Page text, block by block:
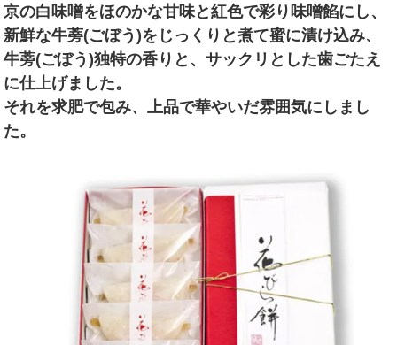
京の白味噌をほのかな甘味と紅色で彩り味噌餡にし、
新鮮な牛蒡(ごぼう)をじっくりと煮て蜜に漬け込み、
牛蒡(ごぼう)独特の香りと、サックリとした歯ごたえ
に仕上げました。
それを求肥で包み、上品で華やいだ雰囲気にしまし
た。